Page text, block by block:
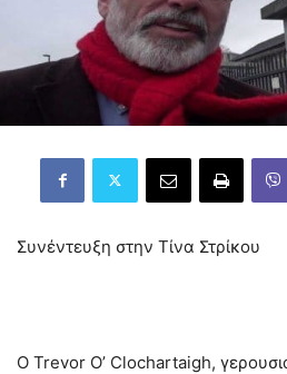
Συνέντευξη στην Τίνα Στρίκου
Ο Trevor Ο’ Clochartaigh,